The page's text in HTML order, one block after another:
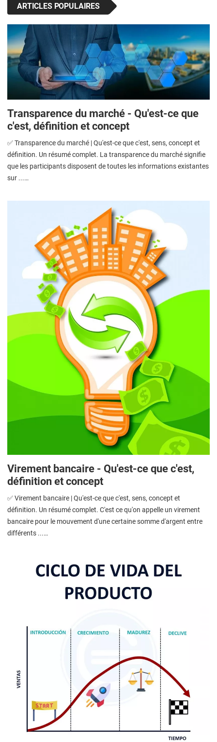
ARTICLES POPULAIRES
Transparence du marché - Qu'est-ce que
c'est, définition et concept
✅ Transparence du marché | Qu'est-ce que c'est, sens, concept et
définition. Un résumé complet. La transparence du marché signifie
que les participants disposent de toutes les informations existantes
sur ...…
Virement bancaire - Qu'est-ce que c'est,
définition et concept
✅ Virement bancaire | Qu'est-ce que c'est, sens, concept et
définition. Un résumé complet. C'est ce qu'on appelle un virement
bancaire pour le mouvement d'une certaine somme d'argent entre
différents ...…